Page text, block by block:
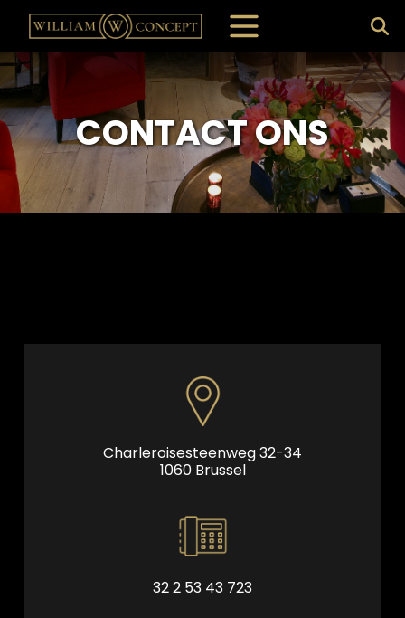
CONTACT ONS
Charleroisesteenweg 32-34
1060 Brussel
32 2 53 43 723